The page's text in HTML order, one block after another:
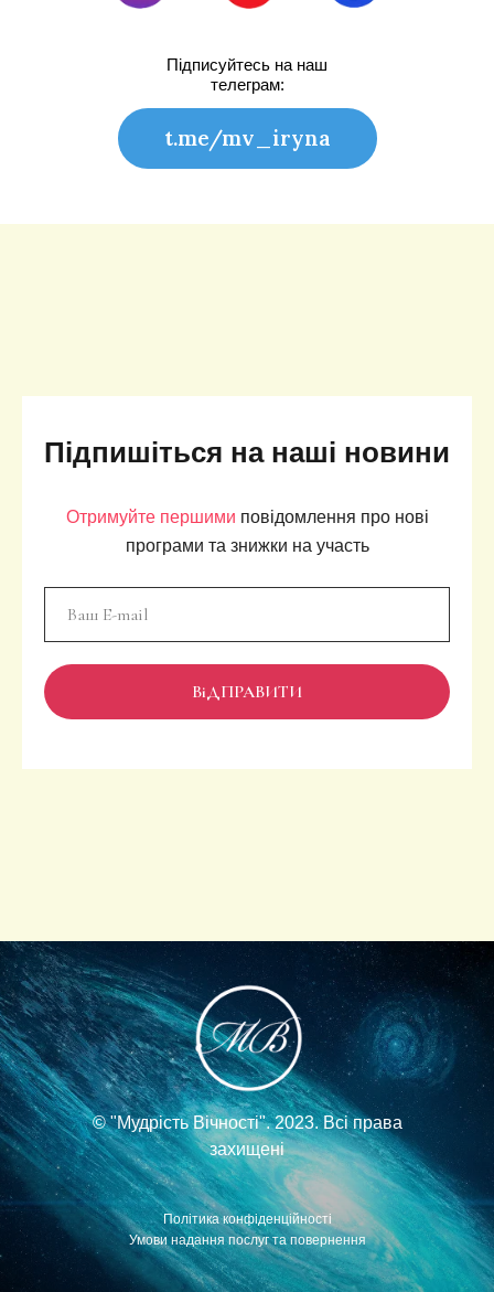
Керівництво
logosaum@gmail.com
Підписуйтесь на наш
телеграм:
t.me/mv_iryna
Підпишіться на наші новини
Отримуйте першими повідомлення про нові
програми та знижки на участь
ВіДПРАВИТИ
© "Мудрість Вічності". 2023. Всі права
захищені
Політика конфіденційності
Умови надання послуг та повернення